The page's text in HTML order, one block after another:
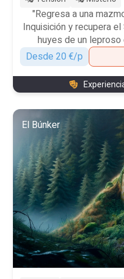
"Regresa a una
Inquisición y recupera
huyes de un
Desde 20 €/p
El Búnker